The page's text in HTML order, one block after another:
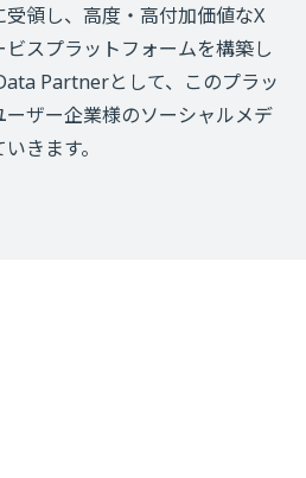
領し、高度・高付加価値なX
スプラットフォームを構築し
Partnerとして、このプラッ
ーザー企業様のソーシャルメデ
きます。